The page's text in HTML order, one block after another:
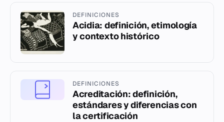
DEFINICIONES
Acidia: definición, etimología
y contexto histórico
DEFINICIONES
Acreditación: definición,
estándares y diferencias con
la certificación